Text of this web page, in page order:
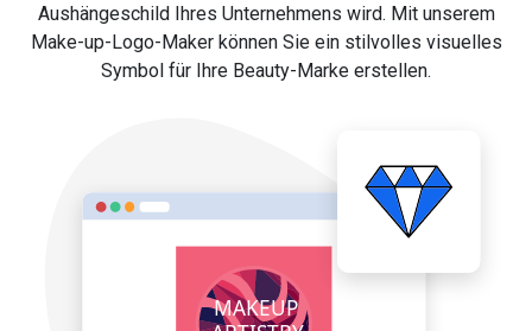
Aushängeschild Ihres Unternehmens wird. Mit unserem
Make-up-Logo-Maker können Sie ein stilvolles visuelles
Symbol für Ihre Beauty-Marke erstellen.